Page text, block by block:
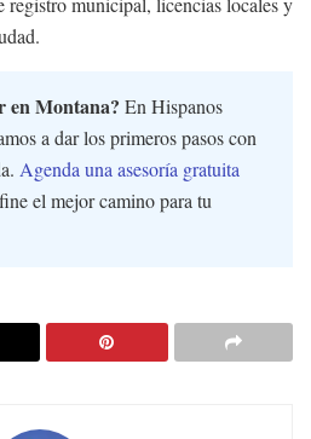
en Montana? En Hispanos
a dar los primeros pasos con
Agenda una asesoría gratuita
el mejor camino para tu